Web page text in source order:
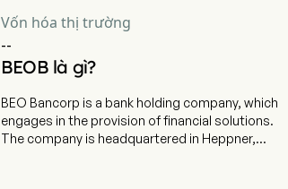
Vốn hóa thị trường
--
BEOB là gì?
BEO Bancorp is a bank holding company, which
engages in the provision of financial solutions.
The company is headquartered in Heppner,